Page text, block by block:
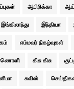
ஆபிரிக்கா
இங்கிலாந்து இந்தியா
எம்மவர் நிகழ்வுகள்
கிசு கிசு
சுவிஸ்